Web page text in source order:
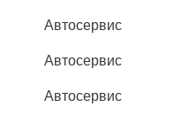
Автосервис
Автосервис
Автосервис